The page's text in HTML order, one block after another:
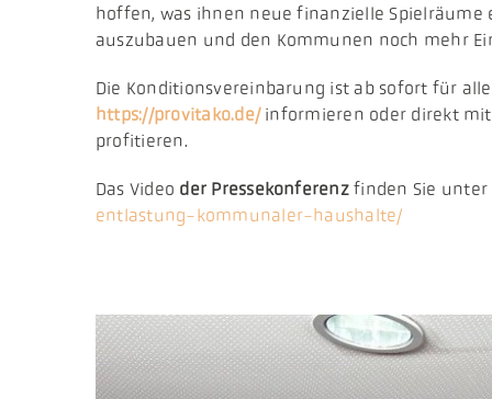
hoffen, was ihnen neue finanzielle
auszubauen und den Kommunen noch mehr
Die Konditionsvereinbarung ist ab sofort für
https://provitako.de/informieren oder direkt
profitieren.
Das Video der Pressekonferenzfinden Sie unter
entlastung-kommunaler-haushalte/